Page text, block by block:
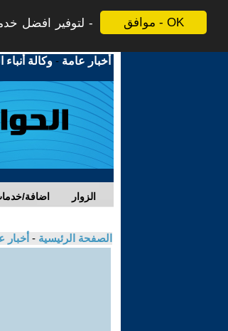
موافق - OK
لتوفير افضل
أخبار عامة -وكالة أنباء
اضافة/ الزوار
الصفحة الرئيسية - أخبار